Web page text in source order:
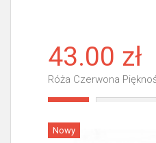
43.00 zł
Róża Czerwona
Nowy